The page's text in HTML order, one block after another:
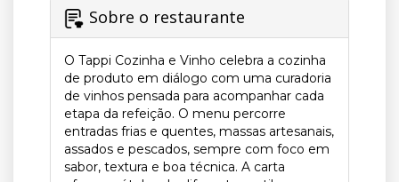
Sobre o restaurante
O Tappi Cozinha e Vinho celebra a cozinha
de produto em diálogo com uma curadoria
de vinhos pensada para acompanhar cada
etapa da refeição. O menu percorre
entradas frias e quentes, massas artesanais,
assados e pescados, sempre com foco em
sabor, textura e boa técnica. A carta